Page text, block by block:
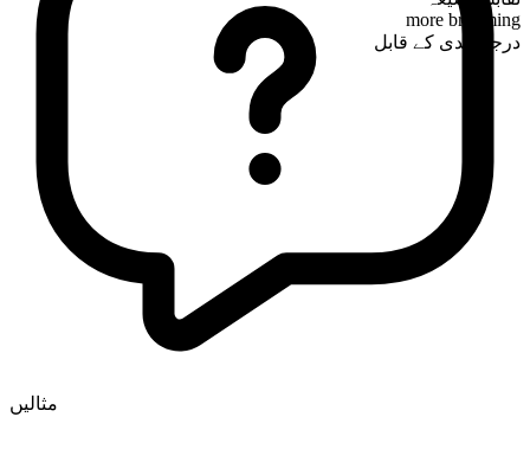
more brimming
درجہ بندی کے قابل
مثالیں